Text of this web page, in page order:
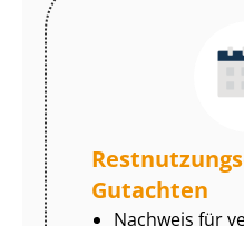
Gutachten
Nachweis für